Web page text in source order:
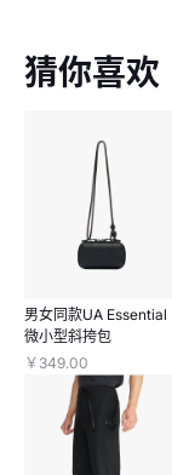
猜你喜欢
男女同款UA Essential
微小型斜挎包
￥349.00